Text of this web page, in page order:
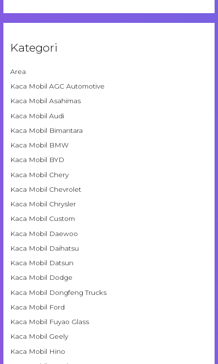
Kategori
Area
Kaca Mobil AGC Automotive
Kaca Mobil Asahimas
Kaca Mobil Audi
Kaca Mobil Bimantara
Kaca Mobil BMW
Kaca Mobil BYD
Kaca Mobil Chery
Kaca Mobil Chevrolet
Kaca Mobil Chrysler
Kaca Mobil Custom
Kaca Mobil Daewoo
Kaca Mobil Daihatsu
Kaca Mobil Datsun
Kaca Mobil Dodge
Kaca Mobil Dongfeng Trucks
Kaca Mobil Ford
Kaca Mobil Fuyao Glass
Kaca Mobil Geely
Kaca Mobil Hino